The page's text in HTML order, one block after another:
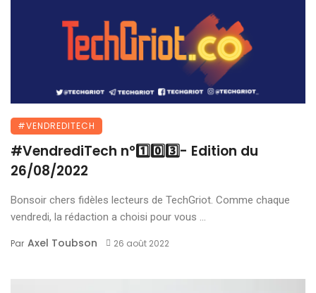
#VENDREDITECH
#VendrediTech n°1️⃣0️⃣3️⃣- Edition du
26/08/2022
Bonsoir chers fidèles lecteurs de TechGriot. Comme chaque
vendredi, la rédaction a choisi pour vous ...
Par Axel Toubson 26 août 2022